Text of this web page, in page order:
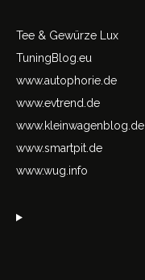
Tee & Gewürze Lux
TuningBlog.eu
www.autophorie.de
www.evtrend.de
www.kleinwagenblog.de
www.smartpit.de
www.wug.info